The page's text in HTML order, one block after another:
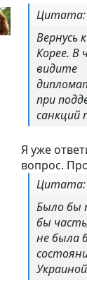
Цитата:
Вернусь
Корее. В
видите
при
санкций
Я уже
вопрос.
Цитата:
Было бы
бы
не была